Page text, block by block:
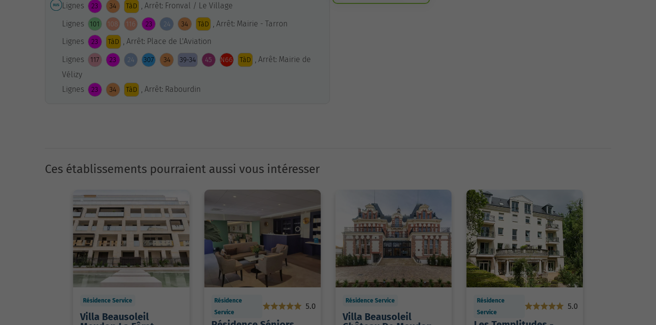
Lignes 23 34 TàD
, Arrêt: Fronval / Le Village
Lignes
101 108 116 23 24 34 TàD
, Arrêt: Mairie - Tarron
Lignes
23 TàD , Arrêt: Place de L'Aviation
Lignes
117 23 24 307 34 39-34 45 N66 TàD , Arrêt: Mairie de
Vélizy
Lignes
23 34 TàD , Arrêt: Rabourdin
Ces établissements pourraient aussi vous intéresser
Résidence Service
Villa Beausoleil
Résidence
Service
5.0
Résidence Service
Villa Beausoleil
Résidence
Service
5.0